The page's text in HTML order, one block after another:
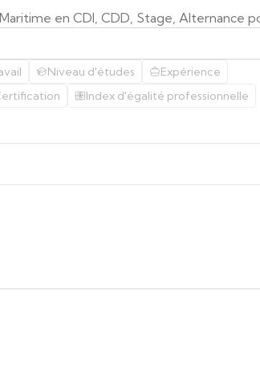
en CDI, CDD, Stage, Alternance
Niveau d'études Expérience
Index d'égalité professionnelle